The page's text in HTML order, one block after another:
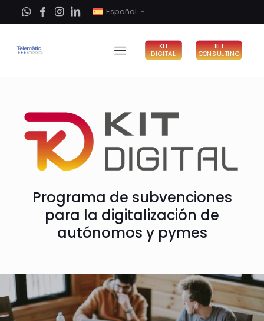
Español
KIT
DIGITAL
KIT
CONSULTING
Programa de subvenciones
para la digitalización de
autónomos y pymes